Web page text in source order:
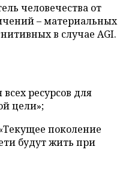
человечества от
– материальных
в случае AGI.
ресурсов для
цели»;
поколение
будут жить при